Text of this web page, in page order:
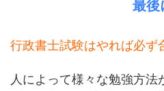
最後
行政書士試験はやれば必ず
人によって様々な勉強方法